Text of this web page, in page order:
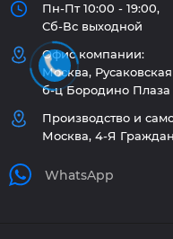
Пн-Пт 10:00 - 19:00,
Сб-Вс выходной
Офис компании:
Москва, Русаковская
б-ц Бородино Плаза
Производство и
Москва, 4-Я
WhatsApp